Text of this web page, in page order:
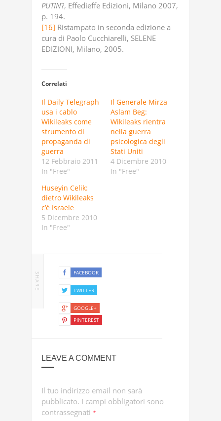
PUTIN?, Effedieffe Edizioni, Milano 2007,
p. 194.
[16] Ristampato in seconda edizione a
cura di Paolo Cucchiarelli, SELENE
EDIZIONI, Milano, 2005.
Correlati
Il Daily Telegraph
usa i cablo
Wikileaks come
strumento di
propaganda di
guerra
12 Febbraio 2011
In "Free"
Il Generale Mirza
Aslam Beg:
Wikileaks rientra
nella guerra
psicologica degli
Stati Uniti
4 Dicembre 2010
In "Free"
Huseyin Celik:
dietro Wikileaks
c’è Israele
5 Dicembre 2010
In "Free"
SHARE FACEBOOK
TWITTER
GOOGLE+
PINTEREST
LEAVE A COMMENT
Il tuo indirizzo email non sarà
pubblicato. I campi obbligatori sono
contrassegnati *